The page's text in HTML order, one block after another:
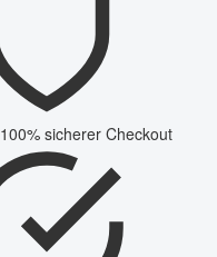
100% sicherer Checkout